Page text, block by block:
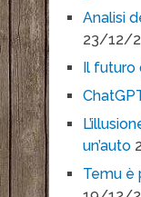
Analisi
23/12/
Il futuro
un’auto
Temu è